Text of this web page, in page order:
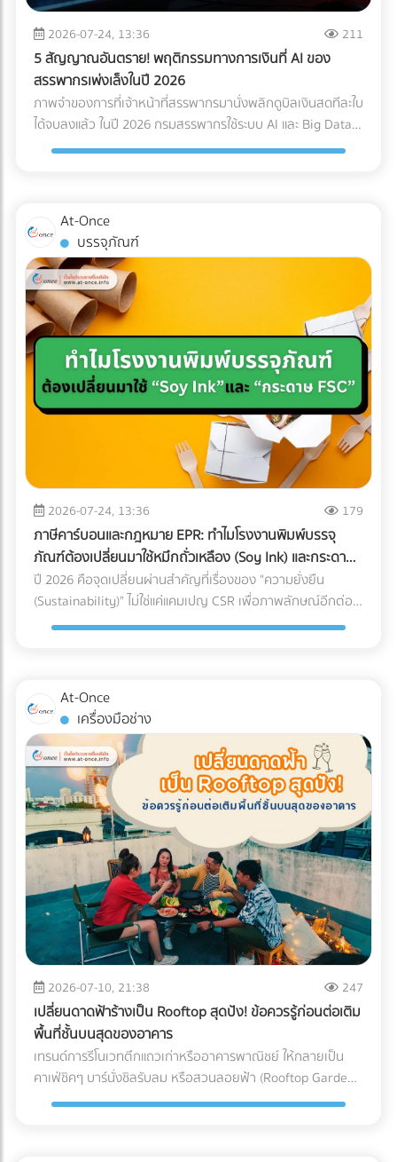
(ระบบบริหารคุณภาพสำหรับเครื่องมือแพทย์) หรือ GDP (Good
Distribution Practice) เพื่อการันตีความมืออาชีพ ระบบติดตาม
แบบ Real-Time (IoT Tracking): ในยุคนี้ การเช็กแค่ว่า "ของถึง
ไหนแล้ว" ไม่พออีกต่อไป ต้องมีเซนเซอร์ IoT ติดไว้กับกล่องสินค้า
เพื่อวัดค่า G-Force (แรงกระแทก), อุณหภูมิ และความเอียง (Tilt)
ตลอดการเดินทาง ซึ่งข้อมูลเหล่านี้สามารถใช้เป็นหลักฐานยืนยัน
ความสมบูรณ์ของสินค้าเมื่อส่งมอบได้ สรุปความคุ้มค่า (ROI):
ย่อมมีราคาสูงกว่าขนส่งทั่วไปประมาณ 20-30% แต่ในมุมมอง
ของการบริหารความเสี่ยง (Risk Management) การลงทุนตรง
นี้ "คุ้มค่ามหาศาล" เมื่อเทียบกับสิ่งที่คุณต้องเสียหากเกิดข้อผิด
พลาด เช่น ค่าซ่อมแซมอะไหล่หลักแสน, ค่าเสียโอกาสจากการ
เลื่อนวันเปิดคลินิก, ค่าปรับจากโรงพยาบาล หรือแม้แต่การถูก
บริษัทประกันปฏิเสธความคุ้มครองเพราะใช้ระบบขนส่งที่ไม่ได้
มาตรฐาน การเลือกใช้บริการขนส่งเฉพาะทางจึงเปรียบเสมือน
การซื้อ "ความสบายใจ" และ "ความมั่นคง" ให้กับธุรกิจของคุณ
ครับ ???? อุปกรณ์การแพทย์ของคุณมีมูลค่าสูงเกินกว่าจะฝากไว้
กับใครก็ได้ การหาบริษัท Logistics (3PL) ที่มีรถขนส่งแบบ Air-
Ride Suspension พร้อมทีมงานที่ผ่านการอบรมมาตรฐาน
White Glove Service ไม่ใช่เรื่องง่ายและต้องใช้เวลาในการตรวจ
สอบประวัติอย่างละเอียด ลดความเสี่ยงและประหยัดเวลาของฝ่าย
จัดซื้อ ด้วยการค้นหาและเปรียบเทียบบริษัทขนส่งเฉพาะทาง
สำหรับเครื่องมือแพทย์ (Healthcare Logistics) ที่ได้มาตรฐาน
สากล ได้ฟรีที่ At-once แพลตฟอร์มรวบรวมธุรกิจ B2B ชั้นนำ
ของประเทศไทย
Page เฉพาะกิจ (Dedicated Landing Page) อย่าส่งลูกค้ากลุ่ม
นี้ไปที่หน้า Home ของเว็บไซต์โรงแรมทั่วไป ให้สร้างหน้า Landing
Page แยกออกมาต่างหากเพื่อขายแพ็กเกจ Long-stay โดย
เฉพาะ หน้านี้ต้องโชว์ภาพห้องทำงานที่สว่าง มีปลั๊กไฟเพียงพอ
และระบุความเร็วอินเทอร์เน็ตอย่างชัดเจน พร้อมปุ่ม Call-to-
Action ที่กระตุ้นให้เกิดการจองตรง (Direct Booking) ทันที 2.
จัดแพ็กเกจ "Ready to Work" เพื่ออัปราคา (Upselling) แทนที่
จะลดราคาห้องพักเพื่อแข่งกับอพาร์ตเมนต์ ให้คุณเพิ่มมูลค่า
อุปกรณ์เหล่านี้เพียงหลักพัน สามารถนำมาตั้งเป็นแพ็กเกจ "Pro
Nomad" ที่ชาร์จราคาเพิ่มได้เดือนละหลายพันบาท แถมยังเป็น
สเปกที่ดึงดูดใจชาว Remote Worker ขั้นสุด 3. ยิงโฆษณาแบบ
เจาะจงเป้าหมาย (Precision Targeting Ads) เลิกหว่านโฆษณา
กว้างๆ แล้วหันมาใช้กลยุทธ์ยิงแอด (Digital Ads) เจาะกลุ่มคน
ต่างชาติที่ทำงานออนไลน์ เช่น ค้นหาผู้ที่สนใจ "Work from
Thailand", "Digital Nomad Visa Thailand" หรือทำ
Retargeting ไปยังกลุ่มที่เคยเข้ามาดูเว็บไซต์ของคุณแต่ยังไม่
ตัดสินใจจอง อย่าปล่อยให้โอกาสหลุดลอยไป... ให้ At-once ช่วย
คุณหาทีมที่ใช่! การปรับเปลี่ยนโครงสร้างราคา สร้าง Landing
Page ที่มี Conversion Rate สูง และการยิงโฆษณาเจาะตลาด
ต่างชาติ ต้องอาศัยความเชี่ยวชาญเฉพาะทาง หากทีม In-house
ของโรงแรมคุณมีงานล้นมืออยู่แล้ว การใช้บริการ Outsource คือ
ทางออกที่รวดเร็วและคุ้มค่าที่สุด อย่าปล่อยให้ห้องพักต้องว่าง
เปล่าในช่วง Low Season! ยกระดับการตลาดโรงแรมของคุณวัน
นี้ เข้ามาค้นหาพาร์ทเนอร์ที่เชี่ยวชาญบน At-once แพลตฟอร์ม
รวบรวมบริษัท B2B ชั้นนำของไทย เรามีตัวเลือกให้คุณครบจบใน
ที่เดียว: Digital Marketing Agency: ผู้เชี่ยวชาญด้านการวาง
กลยุทธ์และยิงแอดเจาะตลาดต่างชาติ Web Developer / UX-UI
Designer: ทีมสร้าง Landing Page และระบบ Direct Booking
เป็นยอดจองหรือยัง? เข้ามาเปรียบเทียบผลงานและติดต่อเอเจน
ซี่ระดับมืออาชีพได้ฟรีทันทีที่ At-once ให้เราเป็นสะพานเชื่อมธุรกิจ
คุณสู่ความสำเร็จ!
2026-07-24, 13:36 211
5 สัญญาณอันตราย! พฤติกรรมทางการเงินที่ AI ของ
สรรพากรเพ่งเล็งในปี 2026
ภาพจำของการที่เจ้าหน้าที่สรรพากรมานั่งพลิกดูบิลเงินสดทีละใบ
ได้จบลงแล้ว ในปี 2026 กรมสรรพากรใช้ระบบ AI และ Big Data
ในการเชื่อมโยงข้อมูลทางการเงินของธุรกิจแบบเรียลไทม์ (Real-
ทางการเงินแบบนี้อยู่ นี่คือ 5 สัญญาณอันตรายที่ AI ของ
สรรพากรจะจัดว่าบริษัทคุณเป็น "กลุ่มเสี่ยงสูง (High Risk)"
ทันที: 1. ข้อมูล e-Tax ไม่ตรงกับ Statement ธนาคาร AI
สามารถดึงข้อมูลความเคลื่อนไหวของบัญชีธนาคาร (ที่เข้าเกณฑ์
รายงาน) มาจับคู่กับรายได้ที่คุณสำแดงผ่านระบบ e-Tax Invoice
และ e-Withholding Tax หากมีเงินโอนเข้าบัญชีบริษัทจำนวนมาก
แต่ยอดขายที่แจ้งเสียภาษีกลับต่ำเตี้ยเรี่ยดิน ระบบจะตีธงแดงทันที
2. ขาดทุนสะสมติดต่อกัน... แต่เจ้าของรวยขึ้น บริษัทแจ้งงบการ
เงินว่า "ขาดทุน" หรือ "กำไรน้อยมาก" ต่อเนื่อง 3-5 ปี แต่
กรรมการบริษัทกลับมีการซื้อทรัพย์สินขนาดใหญ่ เช่น รถสปอร์ต
อสังหาริมทรัพย์ หรือมีการโอนเงินออกไปยังบัญชีส่วนตัวบ่อย
ครั้ง AI จะประเมินว่านี่คือการโยกเงินบริษัท (Siphoning) หรือการ
ปกปิดรายได้ 3. สินค้าคงเหลือ (Inventory) ในงบ ไม่สอดคล้อง
กับความเป็นจริง นี่คือจุดตายของธุรกิจซื้อมาขายไป หากยอด
ขายของคุณน้อย แต่การสั่งซื้อวัตถุดิบหรือนำเข้าสินค้ามีปริมาณ
มหาศาลจน "สต็อกบวม" ผิดปกติ สรรพากรจะตั้งข้อสงสัยว่า
คุณแอบขายสินค้าแบบไม่มีใบกำกับภาษี (ขายของเถื่อน/ขายตัด
ราคา) 4. ค่าใช้จ่ายเบ็ดเตล็ดและค่ารับรองพุ่งสูงปรี๊ด การยัด
"รายจ่ายส่วนตัว" เข้ามาเป็น "ค่าใช้จ่ายบริษัท" เป็นเรื่องที่ AI จับ
ทางได้ง่ายมาก หากหมวดหมู่ค่ารับรอง ค่าเดินทาง หรือค่าใช้จ่าย
ได้เลย 5. ทำธุรกรรมคริปโตฯ หรือ Digital Assets โดยไม่ลง
บัญชี การรับชำระค่าสินค้าจากคู่ค้าต่างประเทศด้วย
Cryptocurrency แล้วไม่แปลงค่าเงินมาบันทึกเป็นรายได้ หรือโอน
เข้ากระเป๋าส่วนตัว ถือเป็นการหลบเลี่ยงภาษีที่ปัจจุบันสรรพากร
ร่วมมือกับกระดานเทรด (Exchange) เพื่อตรวจสอบร่องรอย
(Blockchain Tracing) ได้อย่างแม่นยำ อย่ารอให้จดหมาย
ประเมินภาษีย้อนหลังส่งมาถึงบริษัท! การป้องกันที่ดีที่สุดคือการ
วางโครงสร้างระบบบัญชีที่โปร่งใสและถูกต้องตามกฎหมาย หาก
คุณต้องการเปลี่ยนผู้ทำบัญชี หรือกำลังมองหาสำนักงานบัญชีที่
เชี่ยวชาญ โดยเฉพาะการวางแผนภาษีองค์กรยุคใหม่... เข้ามา
เลือกเปรียบเทียบผู้เชี่ยวชาญตัวจริงได้ที่ At-once เพื่อหมดห่วง
เรื่องภาษี แล้วโฟกัสกับการเติบโตของธุรกิจได้อย่างเต็มที่!
At-Once
บรรจุภัณฑ์
2026-07-24, 13:36 179
ภาษีคาร์บอนและกฎหมาย EPR: ทำไมโรงงานพิมพ์บรรจุ
ภัณฑ์ต้องเปลี่ยนมาใช้หมึกถั่วเหลือง (Soy Ink) และกระดาษ
FSC
ปี 2026 คือจุดเปลี่ยนผ่านสำคัญที่เรื่องของ "ความยั่งยืน
(Sustainability)" ไม่ใช่แค่แคมเปญ CSR เพื่อภาพลักษณ์อีกต่อ
ไป แต่กลายเป็น "กำแพงภาษี" และ "ข้อกีดกันทางการค้า" ที่ส่ง
ของคุณผลิตบรรจุภัณฑ์ที่รีไซเคิลยาก หรือปล่อยคาร์บอนสูง
ลูกค้ารายใหญ่ระดับโลกจะตัดคุณออกจาก Supply Chain ทันที
นี่คือเหตุผลว่าทำไมการเปลี่ยนมาใช้วัสดุรักษ์โลกจึงเป็นทางรอด
เดียว ทำไมต้องเป็นกระดาษ FSC และ หมึกถั่วเหลือง (Soy Ink)?
เมื่อพูดถึงการพิมพ์บรรจุภัณฑ์ องค์ประกอบหลักที่ถูกเพ่งเล็งคือ
"กระดาษ" และ "หมึกพิมพ์" กระดาษ FSC (Forest Stewardship
Council): คือกระดาษที่ได้รับการรับรองว่ามาจากป่าปลูกเชิง
พาณิชย์ที่มีการจัดการอย่างยั่งยืน ไม่ตัดไม้ทำลายป่า การใช้
สัญลักษณ์ FSC บนบรรจุภัณฑ์คือใบผ่านทางชั้นดีที่ช่วยให้สินค้า
ของคุณส่งออกไปยังยุโรปและอเมริกาได้โดยไม่ถูกตั้งคำถาม หมึก
ถั่วเหลือง (Soy Ink): หมึกพิมพ์แบบดั้งเดิม (Petroleum-based)
มีสาร VOCs (Volatile Organic Compounds) สูง ซึ่งเป็นก๊าซ
เรือนกระจกและเป็นอุปสรรคต่อกระบวนการรีไซเคิลกระดาษ ใน
ขณะที่ Soy Ink ทำจากน้ำมันพืช ย่อยสลายได้ทางชีวภาพ และ
ทำให้กระดาษถูกนำไปรีไซเคิลใหม่ได้ง่ายขึ้นมาก Key Insight: การ
เปลี่ยนมาใช้ Soy Ink ไม่ได้ทำให้สีสันของบรรจุภัณฑ์ดรอปลง ใน
ทางกลับกัน เม็ดสีในน้ำมันถั่วเหลืองยังช่วยให้งานพิมพ์มีความ
สดใสและคมชัดมากกว่าหมึกปิโตรเลียมในบางเฉดสีอีกด้วย ข้อ
แตกต่างระหว่าง หมึกดั้งเดิม Vs. Soy Ink ยกระดับบรรจุภัณฑ์
ของคุณ เพื่อพิชิตใจลูกค้ารายใหญ่ อย่าปล่อยให้บรรจุภัณฑ์แบบ
At-Once
เครื่องมือช่าง
2026-07-10, 21:38 247
เปลี่ยนดาดฟ้าร้างเป็น Rooftop สุดปัง! ข้อควรรู้ก่อนต่อเติม
พื้นที่ชั้นบนสุดของอาคาร
เทรนด์การรีโนเวทตึกแถวเก่าหรืออาคารพาณิชย์ ให้กลายเป็น
คาเฟ่ชิคๆ บาร์นั่งชิลรับลม หรือสวนลอยฟ้า (Rooftop Garden)
กำลังได้รับความนิยมอย่างมากในยุคปัจจุบัน พื้นที่ดาดฟ้าที่เคย